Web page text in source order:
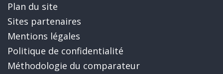
Plan du site
Sites partenaires
Mentions légales
Politique de confidentialité
Méthodologie du comparateur